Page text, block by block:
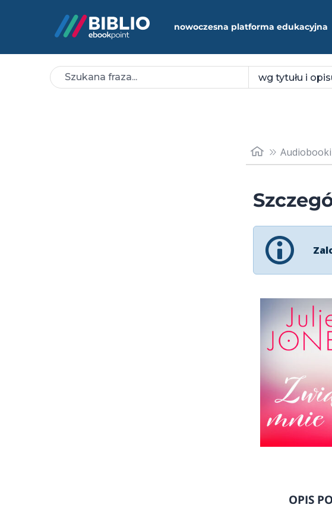
nowoczesna platforma edukacyjna
Audiobooki
OPIS